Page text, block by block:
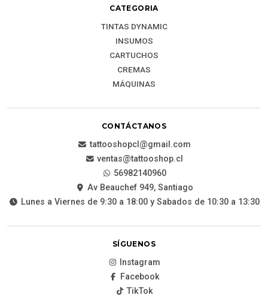
CATEGORIA
TINTAS DYNAMIC
INSUMOS
CARTUCHOS
CREMAS
MÁQUINAS
CONTÁCTANOS
tattooshopcl@gmail.com
ventas@tattooshop.cl
56982140960
Av Beauchef 949, Santiago
Lunes a Viernes de 9:30 a 18:00 y Sabados de 10:30 a 13:30
SÍGUENOS
Instagram
Facebook
TikTok